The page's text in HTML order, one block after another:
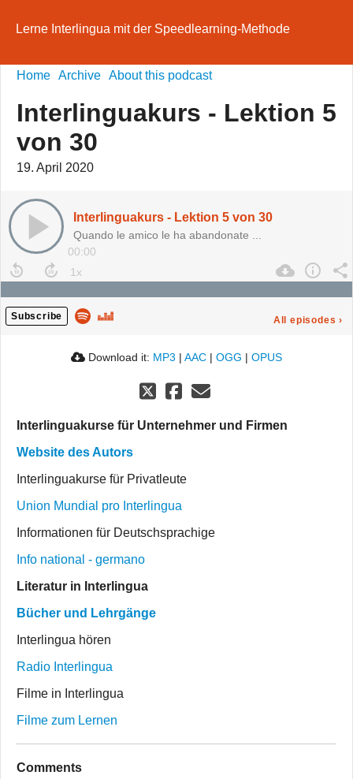
Lerne Interlingua mit der Speedlearning-Methode
Home Archive About this podcast
Interlinguakurs - Lektion 5
von 30
19. April 2020
Interlinguakurs - Lektion 5 von 30
Quando le amico le ha abandonate ...
00:00
Subscribe All episodes ›
Download it: MP3 | AAC | OGG | OPUS
Interlinguakurse für Unternehmer und Firmen
Website des Autors
Interlinguakurse für Privatleute
Union Mundial pro Interlingua
Informationen für Deutschsprachige
Info national - germano
Literatur in Interlingua
Bücher und Lehrgänge
Interlingua hören
Radio Interlingua
Filme in Interlingua
Filme zum Lernen
Comments